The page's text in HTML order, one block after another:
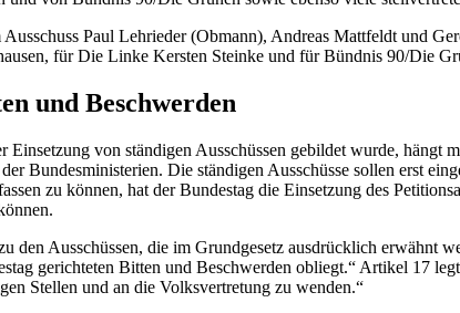
Paul Lehrieder (Obmann), Andreas Mattfeldt und
für Die Linke Kersten Steinke und für Bündnis 90/Die
und Beschwerden
Einsetzung von ständigen Ausschüssen gebildet wurde,
Bundesministerien. Die ständigen Ausschüsse sollen erst
zu können, hat der Bundestag die Einsetzung des
den Ausschüssen, die im Grundgesetz ausdrücklich erwähnt
gerichteten Bitten und Beschwerden obliegt.“ Artikel 17
Stellen und an die Volksvertretung zu wenden.“